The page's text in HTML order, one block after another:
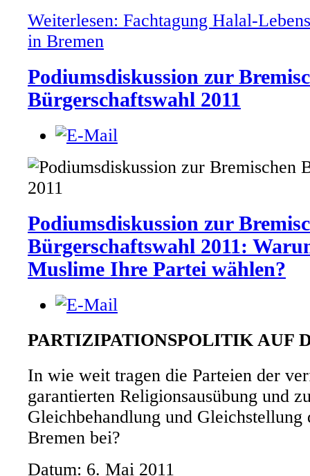
Weiterlesen: Fachtagung Halal-
in Bremen
Podiumsdiskussion zur
Bürgerschaftswahl 2011
Podiumsdiskussion zur
Bürgerschaftswahl 2011:
Muslime Ihre Partei wählen?
PARTIZIPATIONSPOLITIK AUF
In wie weit tragen die Parteien der
garantierten Religionsausübung und
Gleichbehandlung und
Bremen bei?
Datum: 6. Mai 2011